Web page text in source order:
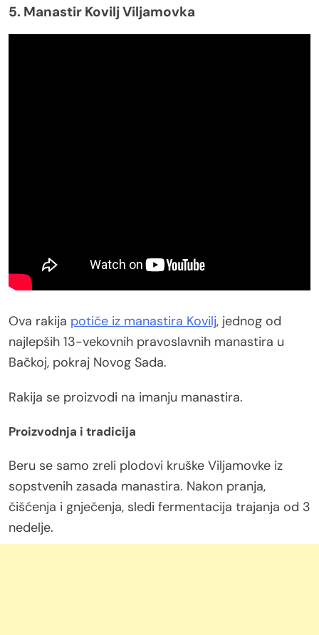
5. Manastir Kovilj Viljamovka
Ova rakija potiče iz manastira Kovilj, jednog od
najlepših 13-vekovnih pravoslavnih manastira u
Bačkoj, pokraj Novog Sada.
Rakija se proizvodi na imanju manastira.
Proizvodnja i tradicija
Beru se samo zreli plodovi kruške Viljamovke iz
sopstvenih zasada manastira. Nakon pranja,
čišćenja i gnječenja, sledi fermentacija trajanja od 3
nedelje.